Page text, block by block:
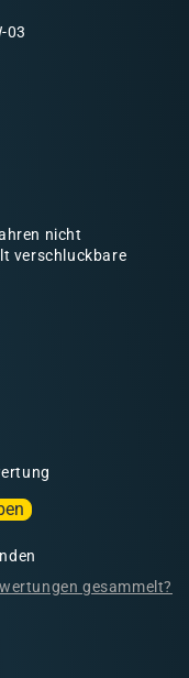
03
nicht
verschluckbare
gesammelt?